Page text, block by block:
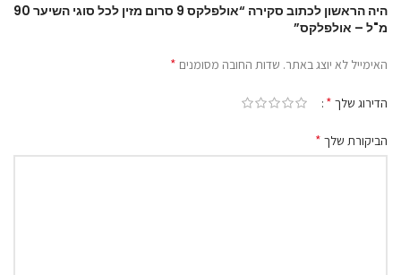
היה הראשון לכתוב סקירה “אולפלקס 9 סרום מזין לכל סוגי השיער 90
מ"ל – אולפלקס”
האימייל לא יוצג באתר. שדות החובה מסומנים *
הדירוג שלך *
הביקורת שלך *